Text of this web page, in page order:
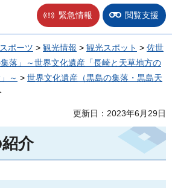
緊急情報 閲覧支援
ポーツ > 観光情報 > 観光スポット > 佐世
落」～世界文化遺産「長崎と天草地方の
～ > 世界文化遺産（黒島の集落・黒島天
更新日：2023年6月29日
介